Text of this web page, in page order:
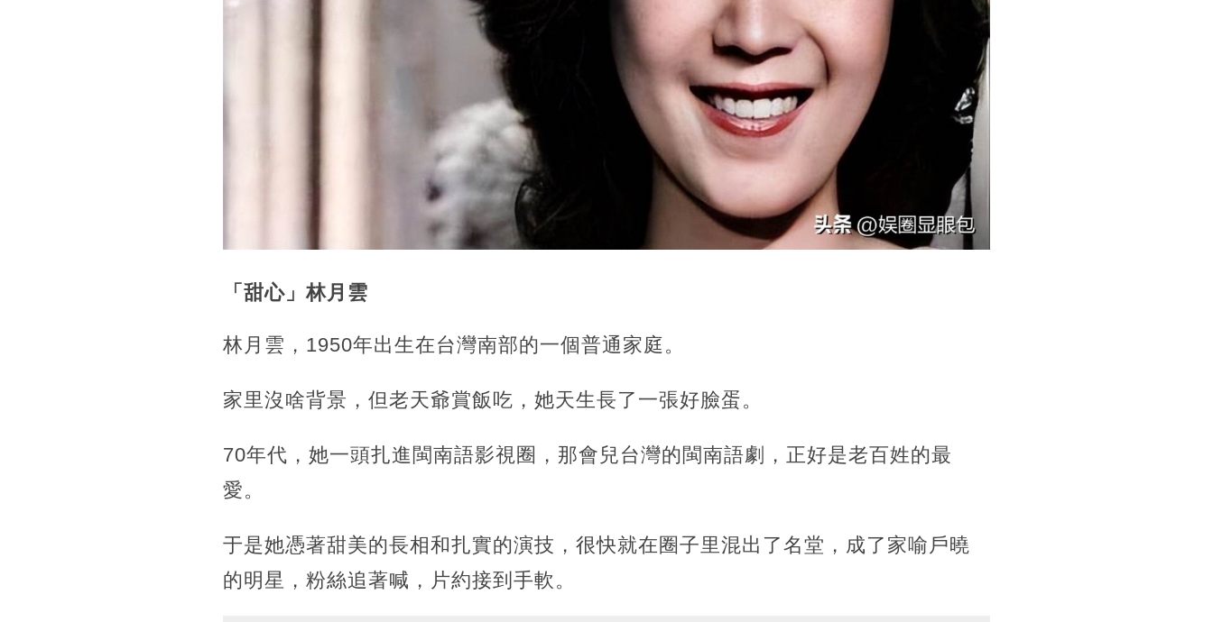
「甜心」林月雲
林月雲，1950年出生在台灣南部的一個普通家庭。
家里沒啥背景，但老天爺賞飯吃，她天生長了一張好臉蛋。
70年代，她一頭扎進閩南語影視圈，那會兒台灣的閩南語劇，正好是老百姓的最
愛。
于是她憑著甜美的長相和扎實的演技，很快就在圈子里混出了名堂，成了家喻戶曉
的明星，粉絲追著喊，片約接到手軟。